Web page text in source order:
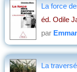
La force
éd. Odile
par
La